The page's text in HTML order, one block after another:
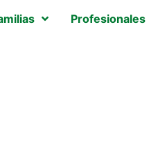
Profesionales